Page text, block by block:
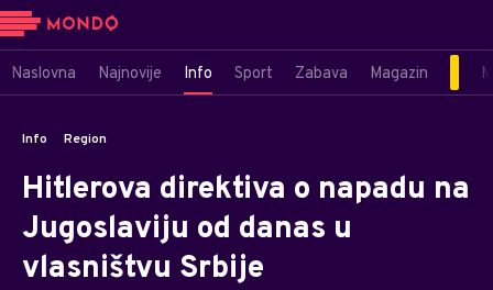
Naslovna Najnovije Info Sport Zabava Magazin
Info Region
Hitlerova direktiva o napadu na
Jugoslaviju od danas u
vlasništvu Srbije